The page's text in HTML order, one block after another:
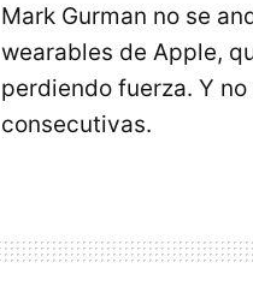
Mark Gurman no se
wearables de Apple,
perdiendo fuerza. Y
consecutivas.